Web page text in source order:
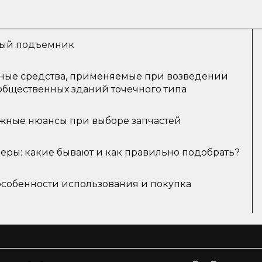
подъемник
средства, применяемые при возведении
зданий точечного типа
нюансы при выборе запчастей
какие бывают и как правильно подобрать?
использования и покупка